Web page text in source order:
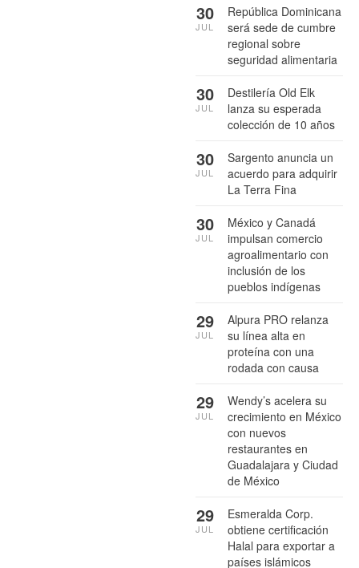
República Dominicana
será sede de cumbre
regional sobre
seguridad alimentaria
30
JUL
Destilería Old Elk
lanza su esperada
colección de 10 años
30
JUL
Sargento anuncia un
acuerdo para adquirir
La Terra Fina
30
JUL
México y Canadá
impulsan comercio
agroalimentario con
inclusión de los
pueblos indígenas
30
JUL
Alpura PRO relanza
su línea alta en
proteína con una
rodada con causa
29
JUL
Wendy’s acelera su
crecimiento en México
con nuevos
restaurantes en
Guadalajara y Ciudad
de México
29
JUL
Esmeralda Corp.
obtiene certificación
Halal para exportar a
países islámicos
29
JUL